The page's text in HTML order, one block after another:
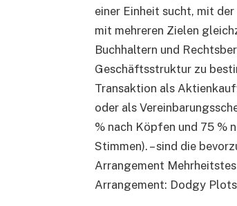
einer Einheit sucht, mit
mit mehreren Zielen
Buchhaltern und
Geschäftsstruktur zu
Transaktion als
oder als
% nach Köpfen und 75 %
Stimmen). – sind die
Arrangement
Arrangement: Dodgy